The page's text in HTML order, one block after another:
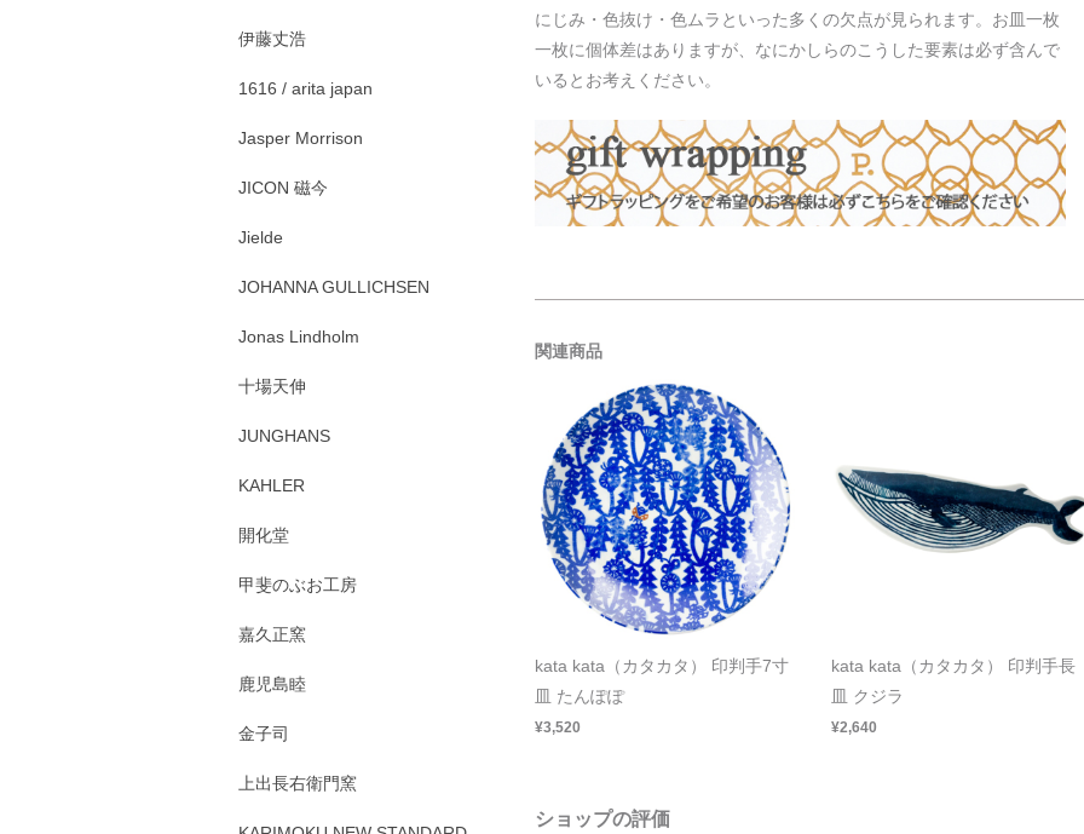
にじみ・色抜け・色ムラといった多くの欠点が見られます。お皿一枚
一枚に個体差はありますが、なにかしらのこうした要素は必ず含んで
いるとお考えください。
関連商品
kata kata（カタカタ） 印判手7寸
皿 たんぽぽ
¥3,520
kata kata（カタカタ） 印判手長
皿 クジラ
¥2,640
ショップの評価
伊藤丈浩
1616 / arita japan
Jasper Morrison
JICON 磁今
Jielde
JOHANNA GULLICHSEN
Jonas Lindholm
十場天伸
JUNGHANS
KAHLER
開化堂
甲斐のぶお工房
嘉久正窯
鹿児島睦
金子司
上出長右衛門窯